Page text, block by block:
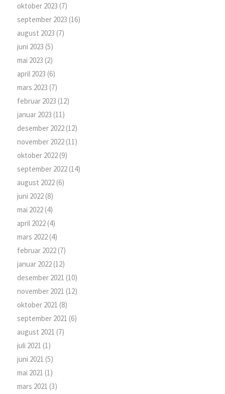
oktober 2023 (7)
september 2023 (16)
august 2023 (7)
juni 2023 (5)
mai 2023 (2)
april 2023 (6)
mars 2023 (7)
februar 2023 (12)
januar 2023 (11)
desember 2022(12)
november 2022(11)
oktober 2022(9)
september 2022(14)
august 2022(6)
juni 2022(8)
mai 2022(4)
april 2022(4)
mars 2022(4)
februar 2022(7)
januar 2022(12)
desember 2021 (10)
november 2021 (12)
oktober 2021 (8)
september 2021 (6)
august 2021 (7)
juli 2021 (1)
juni 2021 (5)
mai 2021 (1)
mars 2021 (3)